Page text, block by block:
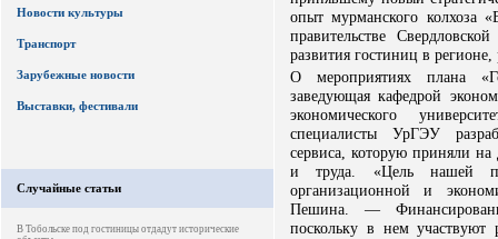
Новости культуры
Транспорт
Зарубежные новости
Выставки, фестивали
Случайные статьи
В Тобольске под гостиницы отдадут исторические
опыт мурманского колхоза
правительстве
развития гостиниц в
О мероприятиях плана
заведующая кафедрой
экономического
специалисты УрГЭУ
сервиса, которую приняли
и труда. «Цель нашей
организационной и
Пешина. —
поскольку в нем